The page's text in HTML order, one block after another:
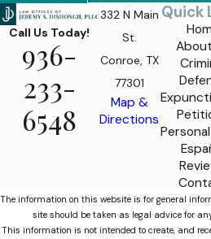
Call Us Today!
936-
233-
6548
332 N Main
St.
Conroe, TX
77301
Map &
Directions
Quick
The information on this website is for general
site should be taken as legal advice for
This information is not intended to create, and